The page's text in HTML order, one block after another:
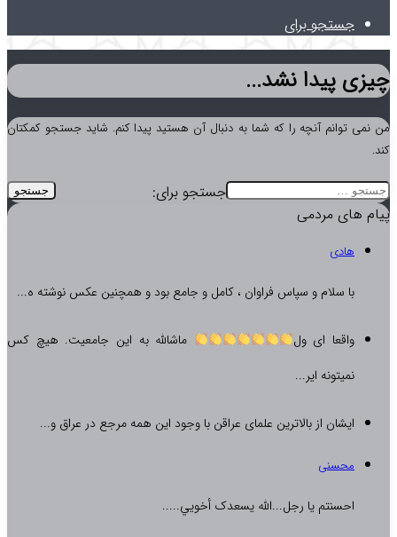
جستجو برای
چیزی پیدا نشد...
من نمی توانم آنچه را که شما به دنبال آن هستید پیدا کنم. شاید جستجو کمکتان
کند.
جستجو برای:
پیام های مردمی
هادی
با سلام و سپاس فراوان ، کامل و جامع بود و همچنین عکس نوشته ه...
واقعا ای ول
ماشالله به این جامعیت. هیچ کس
نمیتونه ایر...
ایشان از بالاترین علمای عراقن با وجود این همه مرجع در عراق و...
محسنی
احسنتم یا رجل...الله یسعدک أخويي.....